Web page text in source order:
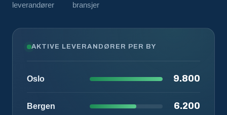
leverandører bransjer
AKTIVE LEVERANDØRER PER BY
Oslo 9.800
Bergen 6.200